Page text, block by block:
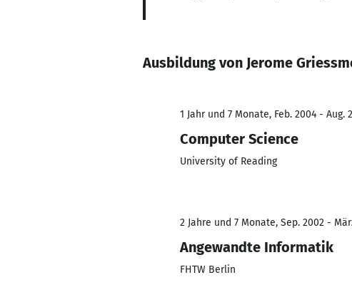
Ausbildung von Jerome
1 Jahr und 7 Monate, Feb. 2004 - Aug.
Computer Science
University of Reading
2 Jahre und 7 Monate, Sep. 2002 -
Angewandte Informatik
FHTW Berlin